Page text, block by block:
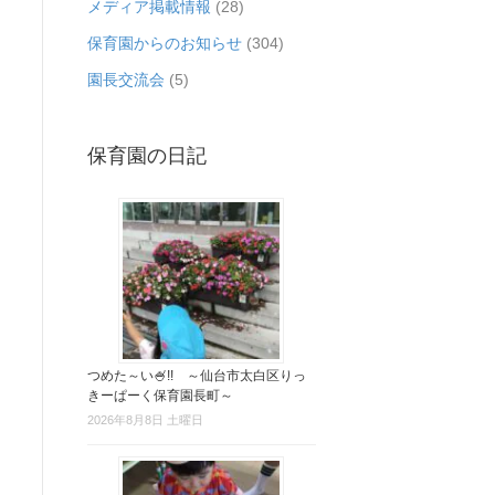
メディア掲載情報 (28)
保育園からのお知らせ(304)
園長交流会 (5)
保育園の日記
つめた～い🍧!! ～仙台市太白区りっ
きーぱーく保育園長町～
2026年8月8日 土曜日